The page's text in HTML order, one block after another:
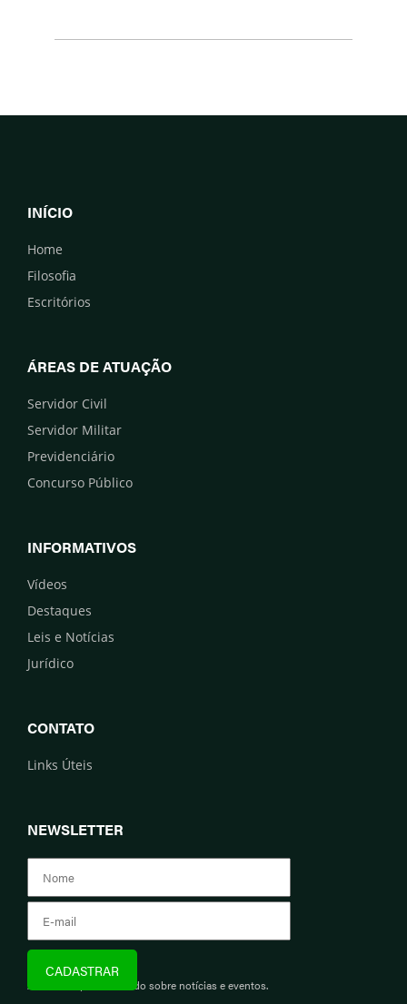
INÍCIO
Home
Filosofia
Escritórios
ÁREAS DE ATUAÇÃO
Servidor Civil
Servidor Militar
Previdenciário
Concurso Público
INFORMATIVOS
Vídeos
Destaques
Leis e Notícias
Jurídico
CONTATO
Links Úteis
NEWSLETTER
Assine e fique informado sobre notícias e eventos.